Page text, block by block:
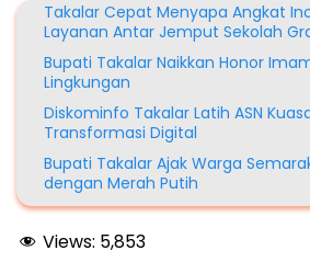
Takalar Cepat Menyapa Angkat
Layanan Antar Jemput Sekolah
Bupati Takalar Naikkan Honor
Lingkungan
Diskominfo Takalar Latih ASN
Transformasi Digital
Bupati Takalar Ajak Warga
dengan Merah Putih
Views: 5,853